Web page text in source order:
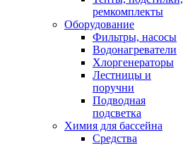
ремкомплекты
Оборудование
Фильтры, насосы
Водонагреватели
Хлоргенераторы
Лестницы и
поручни
Подводная
подсветка
Химия для бассейна
Средства